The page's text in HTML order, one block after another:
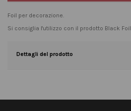
Foil per decorazione.
Si consiglia l'utilizzo con il prodotto Black Foil
Dettagli del prodotto